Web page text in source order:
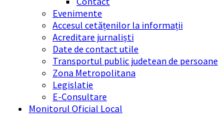
Evenimente
Accesul cetățenilor la informații
Acreditare jurnaliști
Date de contact utile
Transportul public judetean de persoane
Zona Metropolitana
Legislatie
E-Consultare
Monitorul Oficial Local